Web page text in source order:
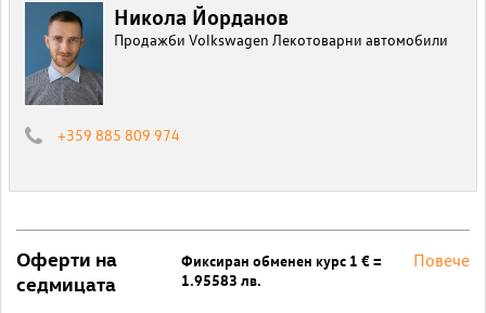
Никола Йорданов
Продажби Volkswagen Лекотоварни автомобили
+359 885 809 974
Оферти на
седмицата
Фиксиран обменен курс 1 € =
1.95583 лв.
Повече